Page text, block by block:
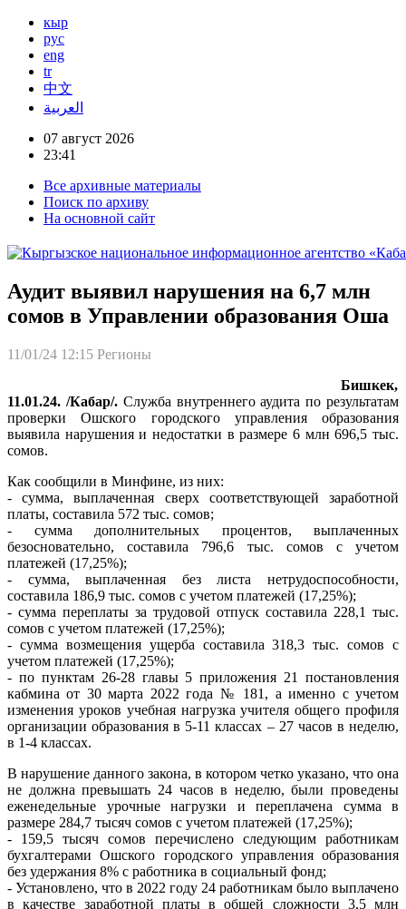
кыр
рус
eng
tr
中文
العربية
07 август 2026
23:41
Все архивные материалы
Поиск по архиву
На основной сайт
Аудит выявил нарушения на 6,7 млн
сомов в Управлении образования Оша
11/01/24 12:15 Регионы
Бишкек,
11.01.24. /Кабар/.Служба внутреннего аудита по результатам
проверки Ошского городского управления образования
выявила нарушения и недостатки в размере 6 млн 696,5 тыс.
сомов.
Как сообщили в Минфине, из них:
- сумма, выплаченная сверх соответствующей заработной
платы, составила 572 тыс. сомов;
- сумма дополнительных процентов, выплаченных
безосновательно, составила 796,6 тыс. сомов с учетом
платежей (17,25%);
- сумма, выплаченная без листа нетрудоспособности,
составила 186,9 тыс. сомов с учетом платежей (17,25%);
- сумма переплаты за трудовой отпуск составила 228,1 тыс.
сомов с учетом платежей (17,25%);
- сумма возмещения ущерба составила 318,3 тыс. сомов с
учетом платежей (17,25%);
- по пунктам 26-28 главы 5 приложения 21 постановления
кабмина от 30 марта 2022 года № 181, а именно с учетом
изменения уроков учебная нагрузка учителя общего профиля
организации образования в 5-11 классах – 27 часов в неделю,
в 1-4 классах.
В нарушение данного закона, в котором четко указано, что она
не должна превышать 24 часов в неделю, были проведены
еженедельные урочные нагрузки и переплачена сумма в
размере 284,7 тысяч сомов с учетом платежей (17,25%);
- 159,5 тысяч сомов перечислено следующим работникам
бухгалтерами Ошского городского управления образования
без удержания 8% с работника в социальный фонд;
- Установлено, что в 2022 году 24 работникам было выплачено
в качестве заработной платы в общей сложности 3,5 млн